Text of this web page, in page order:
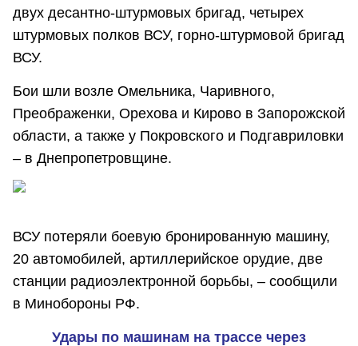
двух десантно-штурмовых бригад, четырех
штурмовых полков ВСУ, горно-штурмовой бригад
ВСУ.
Бои шли возле Омельника, Чаривного,
Преображенки, Орехова и Кирово в Запорожской
области, а также у Покровского и Подгавриловки
– в Днепропетровщине.
ВСУ потеряли боевую бронированную машину,
20 автомобилей, артиллерийское орудие, две
станции радиоэлектронной борьбы, – сообщили
в Минобороны РФ.
Удары по машинам на трассе через